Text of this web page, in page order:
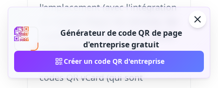
l'emplacement (avec l'intégration
coordonnées, les avis des clients
et les liens vers les réseaux
sociaux. Contrairement aux
codes QR vCard (qui sont
Générateur de code QR de page
d'entreprise gratuit
Créer un code QR d'entreprise